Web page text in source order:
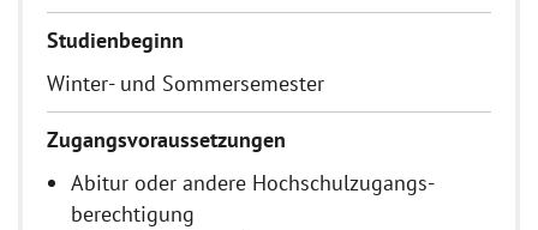
Studienbeginn
Winter- und Sommersemester
Zugangsvoraussetzungen
Abitur oder andere Hochschulzugangs-
berechtigung